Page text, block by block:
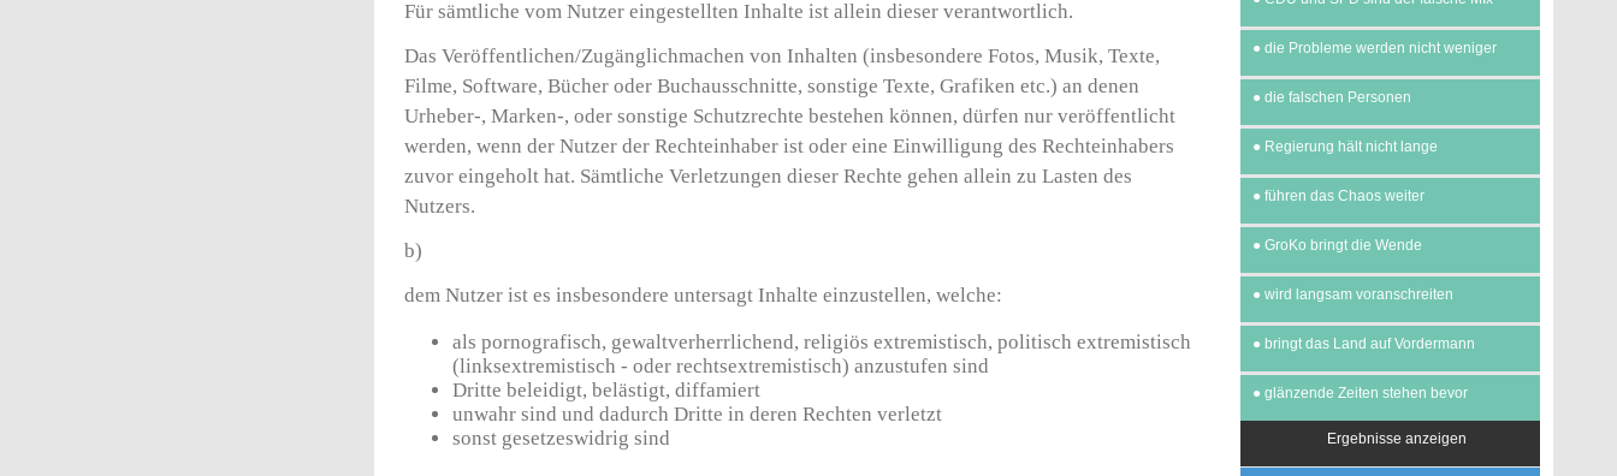
Für sämtliche vom Nutzer eingestellten Inhalte ist allein dieser verantwortlich.
Das Veröffentlichen/Zugänglichmachen von Inhalten (insbesondere Fotos, Musik, Texte,
Filme, Software, Bücher oder Buchausschnitte, sonstige Texte, Grafiken etc.) an denen
Urheber-, Marken-, oder sonstige Schutzrechte bestehen können, dürfen nur veröffentlicht
werden, wenn der Nutzer der Rechteinhaber ist oder eine Einwilligung des Rechteinhabers
zuvor eingeholt hat. Sämtliche Verletzungen dieser Rechte gehen allein zu Lasten des
Nutzers.
b)
dem Nutzer ist es insbesondere untersagt Inhalte einzustellen, welche:
als pornografisch, gewaltverherrlichend, religiös extremistisch, politisch extremistisch
(linksextremistisch - oder rechtsextremistisch) anzustufen sind
Dritte beleidigt, belästigt, diffamiert
unwahr sind und dadurch Dritte in deren Rechten verletzt
sonst gesetzeswidrig sind
● die Probleme werden nicht weniger
● die falschen Personen
● Regierung hält nicht lange
● führen das Chaos weiter
● GroKo bringt die Wende
● wird langsam voranschreiten
● bringt das Land auf Vordermann
● glänzende Zeiten stehen bevor
Ergebnisse anzeigen